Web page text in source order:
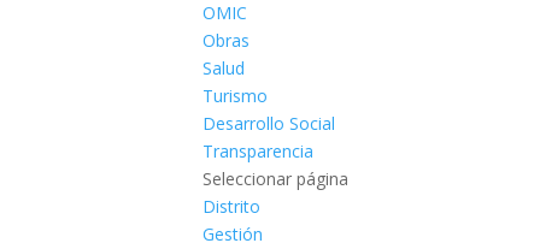
OMIC
Obras
Salud
Turismo
Desarrollo Social
Transparencia
Seleccionar página
Distrito
Gestión